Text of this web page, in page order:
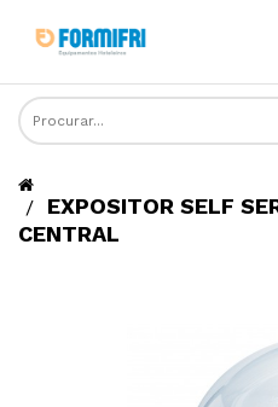
EXPOSITOR SELF
CENTRAL